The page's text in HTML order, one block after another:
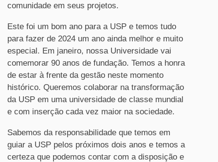
comunidade em seus projetos.
Este foi um bom ano para a USP e temos tudo
para fazer de 2024 um ano ainda melhor e muito
especial. Em janeiro, nossa Universidade vai
comemorar 90 anos de fundação. Temos a honra
de estar à frente da gestão neste momento
histórico. Queremos colaborar na transformação
da USP em uma universidade de classe mundial
e com inserção cada vez maior na sociedade.
Sabemos da responsabilidade que temos em
guiar a USP pelos próximos dois anos e temos a
certeza que podemos contar com a disposição e